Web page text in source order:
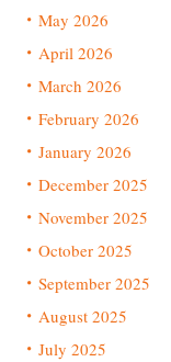
May 2026
April 2026
March 2026
February 2026
January 2026
December 2025
November 2025
October 2025
September 2025
August 2025
July 2025